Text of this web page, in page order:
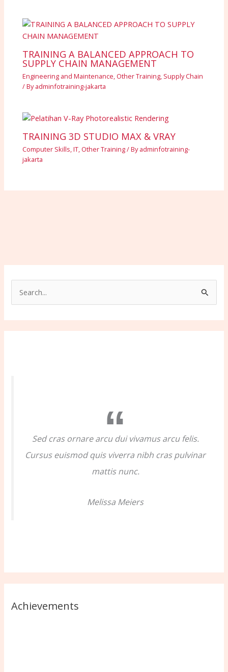
TRAINING A BALANCED APPROACH TO
SUPPLY CHAIN MANAGEMENT
Engineering and Maintenance, Other Training, Supply Chain
/ Byadminfotraining-jakarta
TRAINING 3D STUDIO MAX & VRAY
Computer Skills,IT, Other Training/ Byadminfotraining-
jakarta
a
Sed cras ornare arcu dui vivamus arcu felis.
Cursus euismod quis viverra nibh cras pulvinar
mattis nunc.
Melissa Meiers
Achievements